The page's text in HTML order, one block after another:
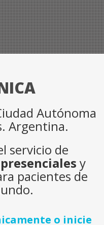
Autónoma
Argentina.
servicio de
presenciales y
pacientes de
o inicie